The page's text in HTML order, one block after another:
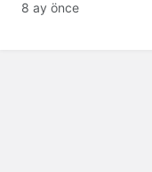
bin lira oldu
8 ay önce